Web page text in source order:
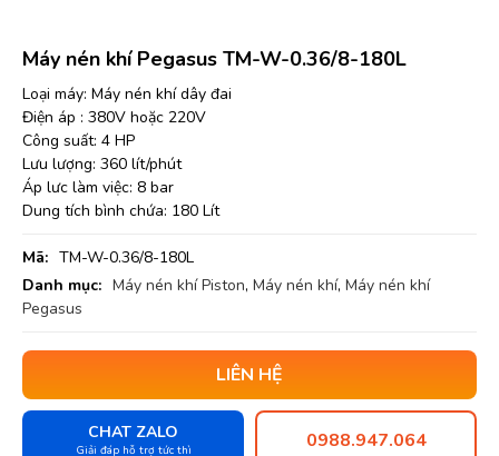
Máy nén khí Pegasus TM-W-0.36/8-180L
Loại máy: Máy nén khí dây đai
Điện áp : 380V hoặc 220V
Công suất: 4 HP
Lưu lượng: 360 lít/phút
Áp lưc làm việc: 8 bar
Dung tích bình chứa: 180 Lít
Mã: TM-W-0.36/8-180L
Danh mục: Máy nén khí Piston, Máy nén khí, Máy nén khí
Pegasus
LIÊN HỆ
CHAT ZALO
Giải đáp hỗ trợ tức thì 0988.947.064